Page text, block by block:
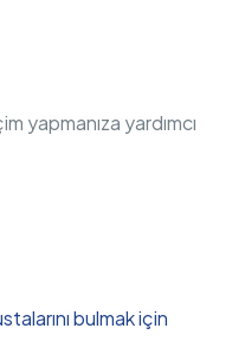
yapmanıza yardımcı
bulmak için